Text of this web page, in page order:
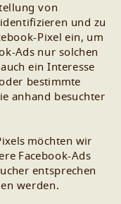
von
identifizieren und zu
Pixel ein, um
Ads nur solchen
ein Interesse
bestimmte
anhand besuchter
möchten wir
Facebook-Ads
entsprechen
werden.